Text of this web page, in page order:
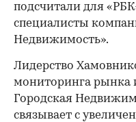
подсчитали для
специалисты
Недвижимость».
Лидерство
мониторинга рынка
Городская
связывает с